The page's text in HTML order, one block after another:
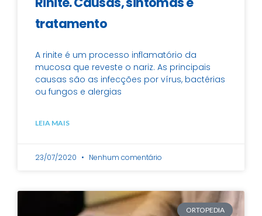
tratamento
A rinite é um processo inflamatório da
mucosa que reveste o nariz. As principais
causas são as infecções por vírus, bactérias
ou fungos e alergias
LEIA MAIS
23/07/2020 Nenhum comentário
ORTOPEDIA